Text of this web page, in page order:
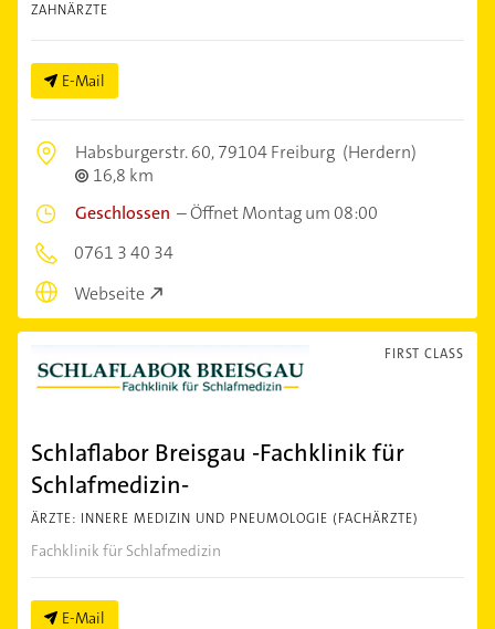
ZAHNÄRZTE
E-Mail
Habsburgerstr. 60,79104 Freiburg (Herdern)
16,8 km
Geschlossen –Öffnet Montag um 08:00
0761 3 40 34
Webseite
FIRST CLASS
Schlaflabor Breisgau -Fachklinik für
Schlafmedizin-
ÄRZTE: INNERE MEDIZIN UND PNEUMOLOGIE (FACHÄRZTE)
Fachklinik für Schlafmedizin
E-Mail